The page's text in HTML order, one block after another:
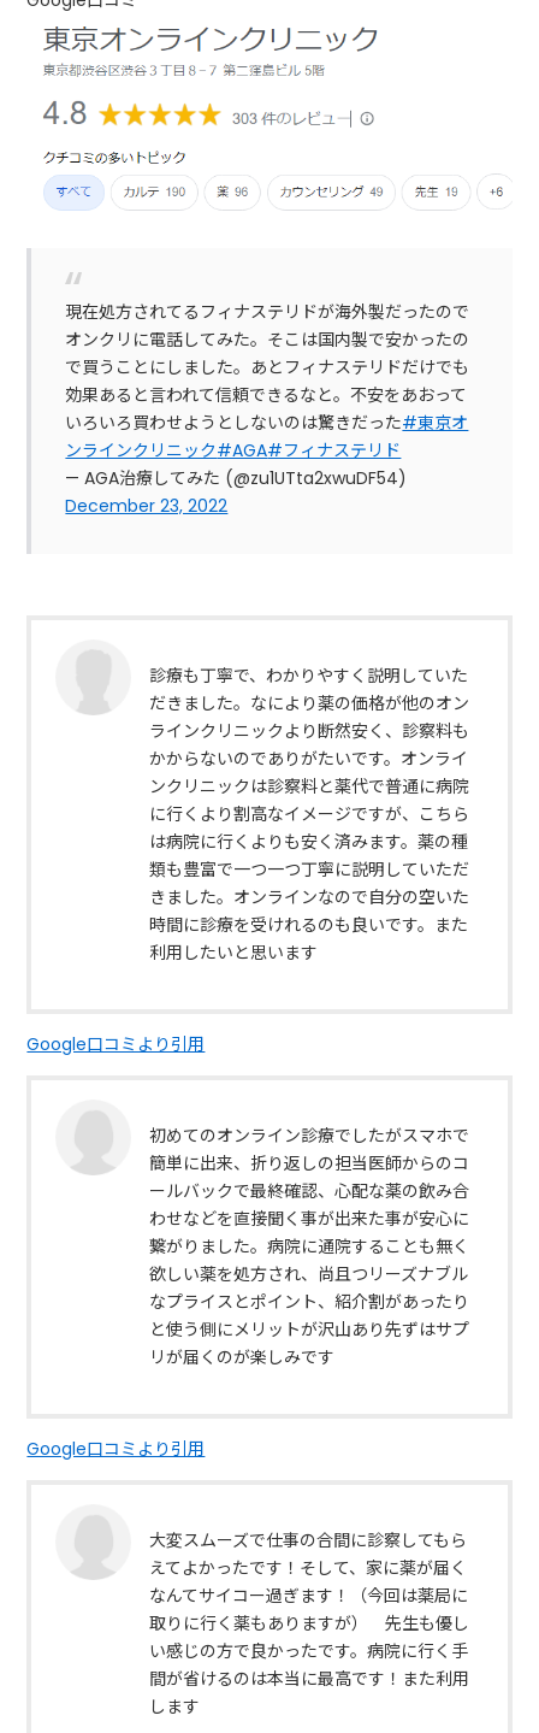
現在処方されてるフィナステリドが海外製だったので
オンクリに電話してみた。そこは国内製で安かったの
で買うことにしました。あとフィナステリドだけでも
効果あると言われて信頼できるなと。不安をあおって
いろいろ買わせようとしないのは驚きだった#東京オ
ンラインクリニック#AGA#フィナステリド
— AGA治療してみた (@zu1UTta2xwuDF54)
December 23, 2022
診療も丁寧で、わかりやすく説明していた
だきました。なにより薬の価格が他のオン
ラインクリニックより断然安く、診察料も
かからないのでありがたいです。オンライ
ンクリニックは診察料と薬代で普通に病院
に行くより割高なイメージですが、こちら
は病院に行くよりも安く済みます。薬の種
類も豊富で一つ一つ丁寧に説明していただ
きました。オンラインなので自分の空いた
時間に診療を受けれるのも良いです。また
利用したいと思います
Google口コミより引用
初めてのオンライン診療でしたがスマホで
簡単に出来、折り返しの担当医師からのコ
ールバックで最終確認、心配な薬の飲み合
わせなどを直接聞く事が出来た事が安心に
繋がりました。病院に通院することも無く
欲しい薬を処方され、尚且つリーズナブル
なプライスとポイント、紹介割があったり
と使う側にメリットが沢山あり先ずはサプ
リが届くのが楽しみです
Google口コミより引用
大変スムーズで仕事の合間に診察してもら
えてよかったです！そして、家に薬が届く
なんてサイコー過ぎます！（今回は薬局に
取りに行く薬もありますが） 先生も優し
い感じの方で良かったです。病院に行く手
間が省けるのは本当に最高です！また利用
します